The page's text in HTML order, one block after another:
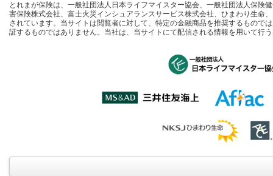
とれまが保険は、一般社団法人日本ライフマイスター協会、一般社団法人保
害保険株式会社、富士火災インシュアランスサービス株式会社、ひまわり生命
されています。当サイトは閲覧者に対して、特定の金融商品を推奨するもので
証するものではありません。当社は、当サイトにて配信される情報を用いて行